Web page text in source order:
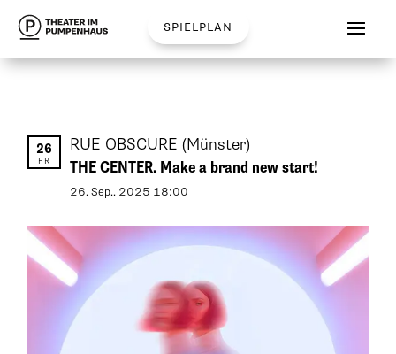
spielplan
26
FR
RUE OBSCURE(Münster)
THE CENTER. Make a brand new start!
26.Sep.. 2025 18:00